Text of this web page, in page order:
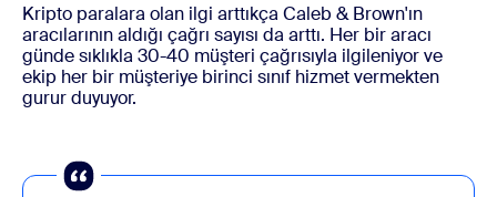
Kripto paralara olan ilgi arttıkça Caleb & Brown'ın
aracılarının aldığı çağrı sayısı da arttı. Her bir aracı
günde sıklıkla 30-40 müşteri çağrısıyla ilgileniyor ve
ekip her bir müşteriye birinci sınıf hizmet vermekten
gurur duyuyor.